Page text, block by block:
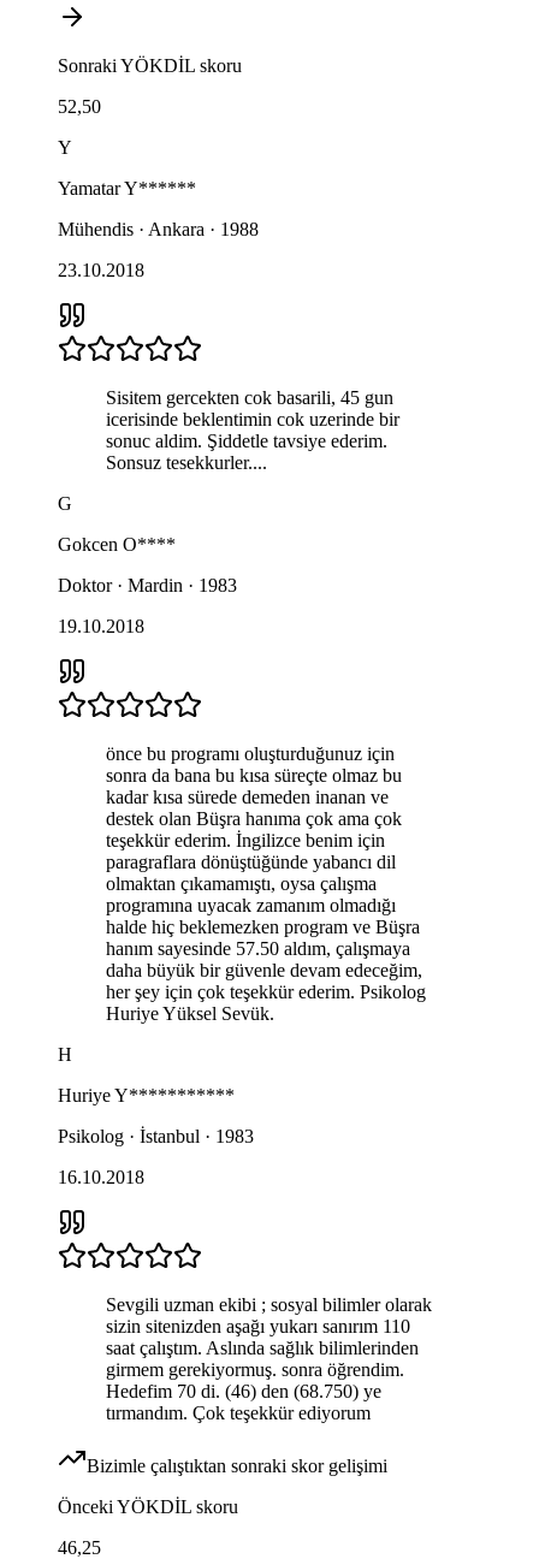
Sonraki YÖKDİL skoru
52,50
Y
YamatarY******
Mühendis · Ankara · 1988
23.10.2018
Sisitem gercekten cok basarili, 45 gun
icerisinde beklentimin cok uzerinde bir
sonuc aldim. Şiddetle tavsiye ederim.
Sonsuz tesekkurler....
G
Gokcen O****
Doktor · Mardin · 1983
19.10.2018
önce bu programı oluşturduğunuz için
sonra da bana bu kısa süreçte olmaz bu
kadar kısa sürede demeden inanan ve
destek olan Büşra hanıma çok ama çok
teşekkür ederim. İngilizce benim için
paragraflara dönüştüğünde yabancı dil
olmaktan çıkamamıştı, oysa çalışma
programına uyacak zamanım olmadığı
halde hiç beklemezken program ve Büşra
hanım sayesinde 57.50 aldım, çalışmaya
daha büyük bir güvenle devam edeceğim,
her şey için çok teşekkür ederim. Psikolog
Huriye Yüksel Sevük.
H
HuriyeY***********
Psikolog · İstanbul · 1983
16.10.2018
Sevgili uzman ekibi ; sosyal bilimler olarak
sizin sitenizden aşağı yukarı sanırım 110
saat çalıştım. Aslında sağlık bilimlerinden
girmem gerekiyormuş. sonra öğrendim.
Hedefim 70 di. (46) den (68.750) ye
tırmandım. Çok teşekkür ediyorum
Bizimle çalıştıktan sonraki skor gelişimi
Önceki YÖKDİL skoru
46,25